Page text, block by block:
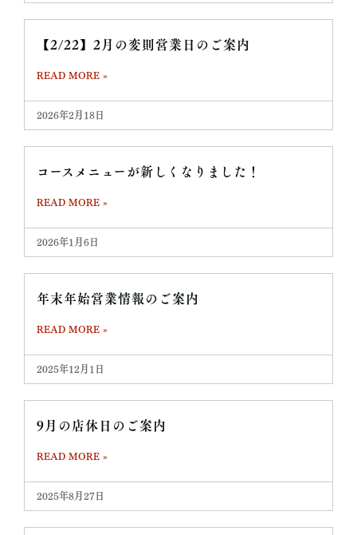
【2/22】2月の変則営業日のご案内
READ MORE »
2026年2月18日
コースメニューが新しくなりました！
READ MORE »
2026年1月6日
年末年始営業情報のご案内
READ MORE »
2025年12月1日
9月の店休日のご案内
READ MORE »
2025年8月27日